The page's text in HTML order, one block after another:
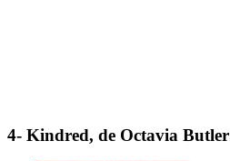
4- Kindred, de Octavia Butler